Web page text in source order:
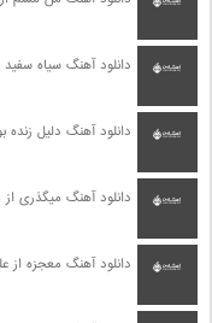
دانلود آهنگ سیاه
دانلود آهنگ دلیل زنده
دانلود آهنگ میگذری
دانلود آهنگ معجزه از